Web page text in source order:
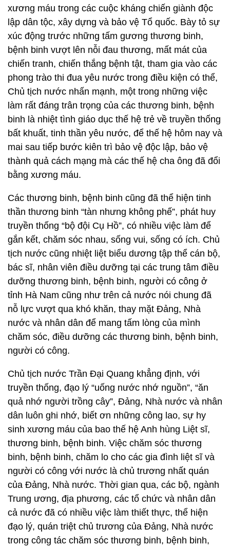
xương máu trong các cuộc kháng chiến giành độc
lập dân tộc, xây dựng và bảo vệ Tổ quốc. Bày tỏ sự
xúc động trước những tấm gương thương binh,
bệnh binh vượt lên nỗi đau thương, mất mát của
chiến tranh, chiến thắng bệnh tật, tham gia vào các
phong trào thi đua yêu nước trong điều kiện có thể,
Chủ tịch nước nhấn mạnh, một trong những việc
làm rất đáng trân trọng của các thương binh, bệnh
binh là nhiệt tình giáo dục thế hệ trẻ về truyền thống
bất khuất, tinh thần yêu nước, để thế hệ hôm nay và
mai sau tiếp bước kiên trì bảo vệ độc lập, bảo vệ
thành quả cách mạng mà các thế hệ cha ông đã đổi
bằng xương máu.
Các thương binh, bệnh binh cũng đã thể hiện tinh
thần thương binh “tàn nhưng không phế”, phát huy
truyền thống “bộ đội Cụ Hồ”, có nhiều việc làm để
gắn kết, chăm sóc nhau, sống vui, sống có ích. Chủ
tịch nước cũng nhiệt liệt biểu dương tập thể cán bộ,
bác sĩ, nhân viên điều dưỡng tại các trung tâm điều
dưỡng thương binh, bệnh binh, người có công ở
tỉnh Hà Nam cũng như trên cả nước nói chung đã
nỗ lực vượt qua khó khăn, thay mặt Đảng, Nhà
nước và nhân dân để mang tấm lòng của mình
chăm sóc, điều dưỡng các thương binh, bệnh binh,
người có công.
Chủ tịch nước Trần Đại Quang khẳng định, với
truyền thống, đạo lý “uống nước nhớ nguồn”, “ăn
quả nhớ người trồng cây”, Đảng, Nhà nước và nhân
dân luôn ghi nhớ, biết ơn những công lao, sự hy
sinh xương máu của bao thế hệ Anh hùng Liệt sĩ,
thương binh, bệnh binh. Việc chăm sóc thương
binh, bệnh binh, chăm lo cho các gia đình liệt sĩ và
người có công với nước là chủ trương nhất quán
của Đảng, Nhà nước. Thời gian qua, các bộ, ngành
Trung ương, địa phương, các tổ chức và nhân dân
cả nước đã có nhiều việc làm thiết thực, thể hiện
đạo lý, quán triệt chủ trương của Đảng, Nhà nước
trong công tác chăm sóc thương binh, bệnh binh,